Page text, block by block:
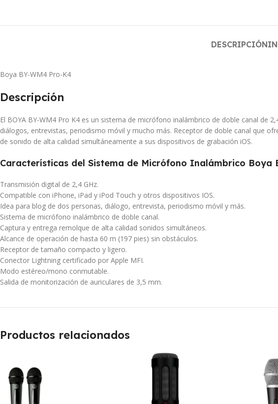
DESCRIPCIÓN
Boya BY-WM4 Pro-K4
Descripción
El BOYA BY-WM4 Pro K4 es un sistema de micrófono inalámbrico de doble canal de
diálogos, entrevistas, periodismo móvil y mucho más. Receptor de doble canal que
de sonido de alta calidad simultáneamente a sus dispositivos de grabación iOS.
Características del Sistema de Micrófono Inalámbrico Boya
Transmisión digital de 2,4 GHz.
Compatible con iPhone, iPad y iPod Touch y otros dispositivos IOS.
Idea para blog de dos personas, diálogo, entrevista, periodismo móvil y más.
Sistema de micrófono inalámbrico de doble canal.
Captura y entrega remolque de alta calidad sonidos simultáneos.
Alcance de operación de hasta 60 m (197 pies) sin obstáculos.
Receptor de tamaño compacto y ligero.
Conector Lightning certificado por Apple MFI.
Modo estéreo/mono conmutable.
Salida de monitorización de auriculares de 3,5 mm.
Productos relacionados